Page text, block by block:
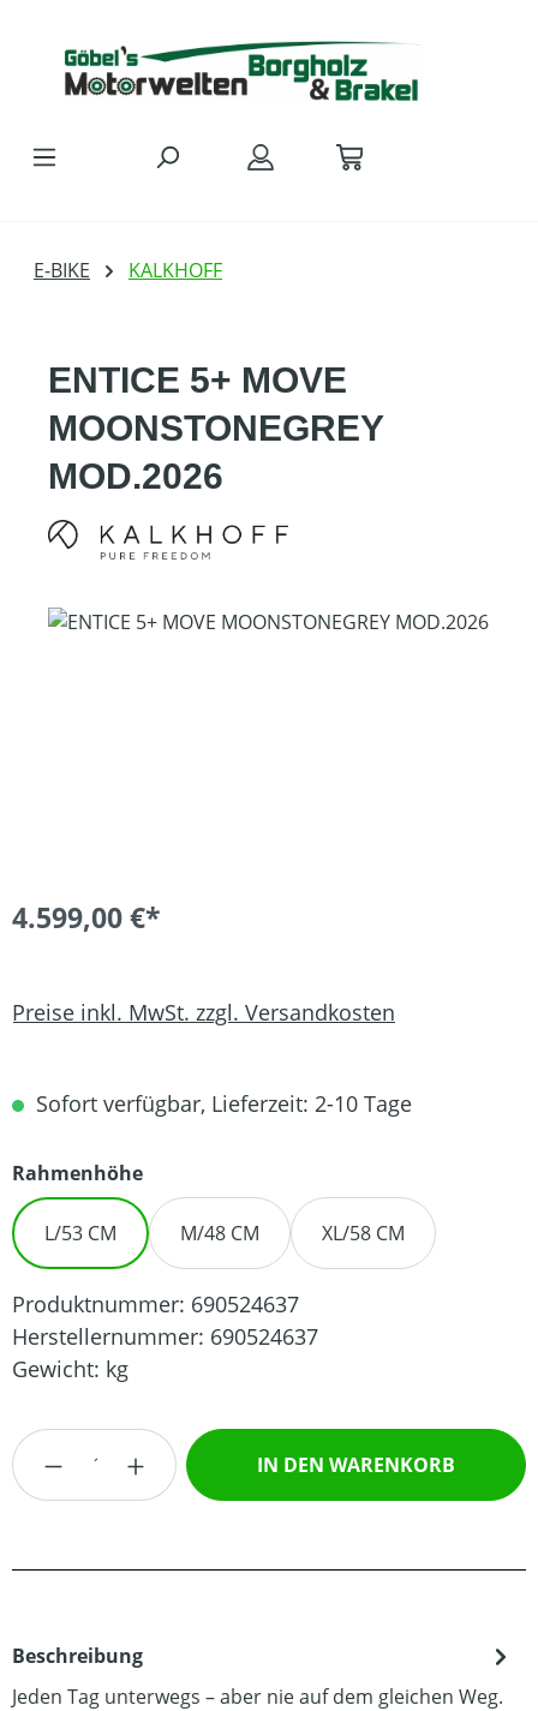
E-BIKE KALKHOFF
ENTICE 5+ MOVE
MOONSTONEGREY
MOD.2026
Bildergalerie überspringen
4.599,00 €*
Preise inkl. MwSt. zzgl. Versandkosten
Sofort verfügbar, Lieferzeit: 2-10 Tage
Rahmenhöheauswählen
L/53 CM M/48 CM XL/58 CM
Produktnummer: 690524637
Herstellernummer: 690524637
Gewicht: kg
Produkt Anzahl: Gib den gewünschten
IN DEN WARENKORB
Beschreibung
Jeden Tag unterwegs – aber nie auf dem gleichen Weg.